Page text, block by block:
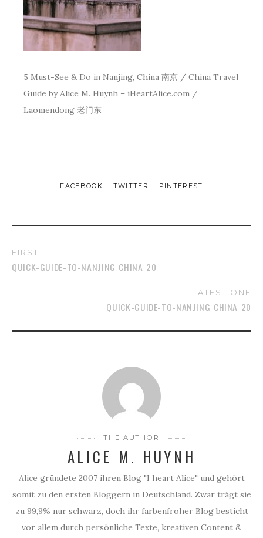
5 Must-See & Do in Nanjing, China 南京 / China Travel
Guide by Alice M. Huynh – iHeartAlice.com /
Laomendong 老门东
FACEBOOK TWITTER PINTEREST
FIRST
QUICK-GUIDE-TO-NANJING_CHINA_20
LATEST ONE
QUICK-GUIDE-TO-NANJING_CHINA_20
THE AUTHOR
ALICE M. HUYNH
Alice gründete 2007 ihren Blog "I heart Alice" und gehört
somit zu den ersten Bloggern in Deutschland. Zwar trägt sie
zu 99,9% nur schwarz, doch ihr farbenfroher Blog besticht
vor allem durch persönliche Texte, kreativen Content &